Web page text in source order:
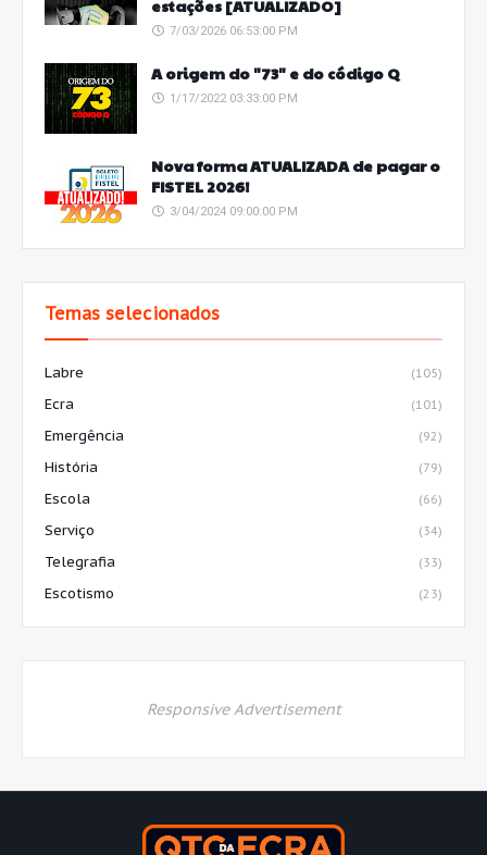
estações [ATUALIZADO]
7/03/2026 06:53:00 PM
A origem do "73" e do código Q
1/17/2022 03:33:00 PM
Nova forma ATUALIZADA de pagar o
FISTEL 2026!
3/04/2024 09:00:00 PM
Temas selecionados
Labre (105)
Ecra (101)
Emergência (92)
História (79)
Escola (66)
Serviço (34)
Telegrafia (33)
Escotismo (23)
Responsive Advertisement